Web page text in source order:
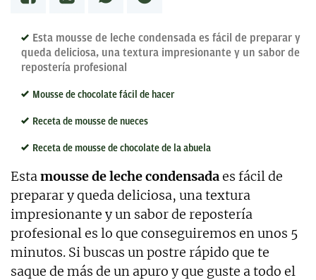
Lotería de Navidad.
Esta mousse de leche condensada es fácil de preparar y
queda deliciosa, una textura impresionante y un sabor de
repostería profesional
Mousse de chocolate fácil de hacer
Receta de mousse de nueces
Receta de mousse de chocolate de la abuela
Estamousse de leche condensadaes fácil de
preparar y queda deliciosa, una textura
impresionante y un sabor de repostería
profesional es lo que conseguiremos en unos 5
minutos. Si buscas un postre rápido que te
saque de más de un apuro y que guste a todo el